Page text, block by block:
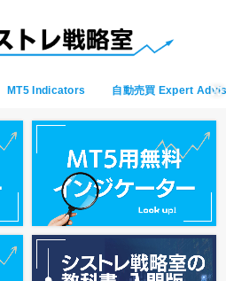
MT5 Indicators 自動売買 Expert